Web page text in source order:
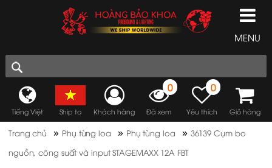
MENU
Tiếng Việt Ship to Khách hàng
0
Đã xem
0
Yêu thích Giỏ hàng
Trang chủ » Phụ tùng loa » Phụ tùng loa » 36139 Cụm bo
nguồn, công suất và input STAGEMAXX 12A FBT